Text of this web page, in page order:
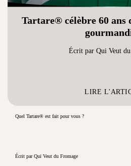
Tartare® célèbre 60 ans
Écrit par Qui Veut
LIRE
Quel Tartare® est fait pour vous ?
Écrit par Qui Veut du Fromage